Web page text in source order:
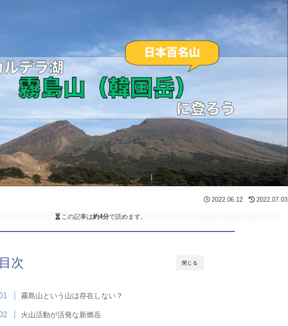
2022.06.12 2022.07.03
この記事は約4分で読めます。
閉じる
目次
霧島山という山は存在しない？
火山活動が活発な新燃岳